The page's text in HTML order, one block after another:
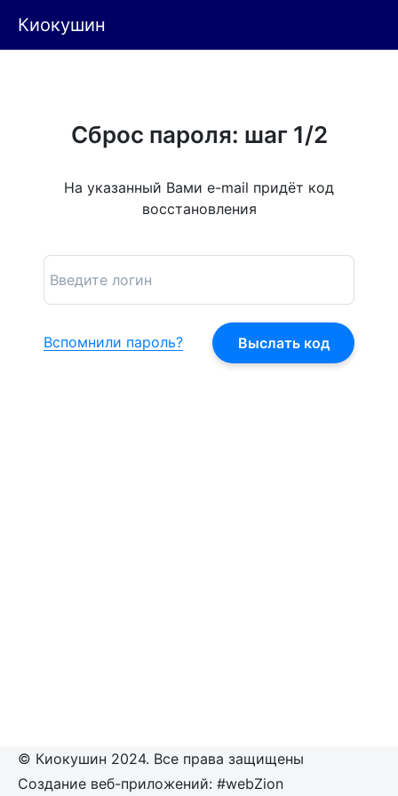
Киокушин
Сброс пароля: шаг 1/2
На указанный Вами e-mail придёт код
восстановления
Вспомнили пароль?
© Киокушин 2024. Все права защищены
Создание веб-приложений: #webZion